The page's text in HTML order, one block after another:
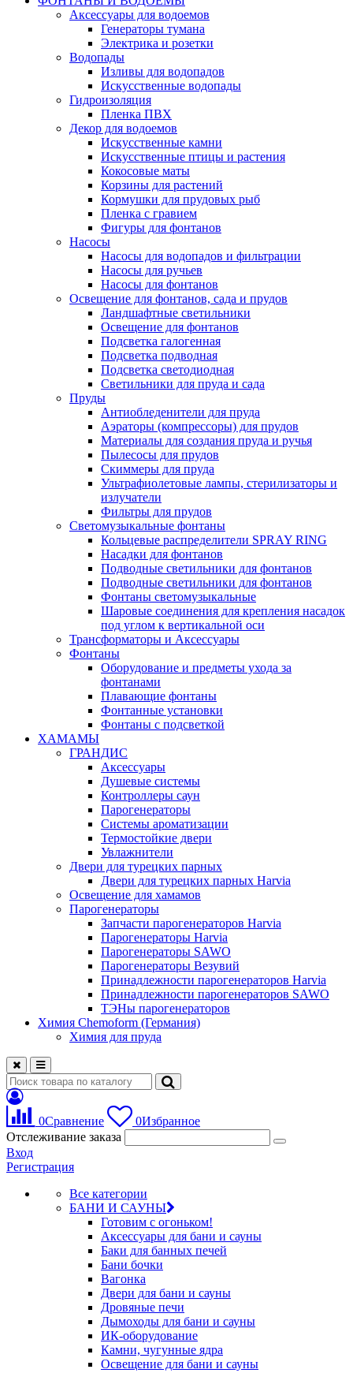
Аксессуары для водоемов
Генераторы тумана
Электрика и розетки
Водопады
Изливы для водопадов
Искусственные водопады
Гидроизоляция
Пленка ПВХ
Декор для водоемов
Искусственные камни
Искусственные птицы и растения
Кокосовые маты
Корзины для растений
Кормушки для прудовых рыб
Пленка с гравием
Фигуры для фонтанов
Насосы
Насосы для водопадов и фильтрации
Насосы для ручьев
Насосы для фонтанов
Освещение для фонтанов, сада и прудов
Ландшафтные светильники
Освещение для фонтанов
Подсветка галогенная
Подсветка подводная
Подсветка светодиодная
Светильники для пруда и сада
Пруды
Антиобледенители для пруда
Аэраторы (компрессоры) для прудов
Материалы для создания пруда и ручья
Пылесосы для прудов
Скиммеры для пруда
Ультрафиолетовые лампы, стерилизаторы и
излучатели
Фильтры для прудов
Светомузыкальные фонтаны
Кольцевые распределители SPRAY RING
Насадки для фонтанов
Подводные светильники для фонтанов
Подводные светильники для фонтанов
Фонтаны светомузыкальные
Шаровые соединения для крепления насадок
под углом к вертикальной оси
Трансформаторы и Аксессуары
Фонтаны
Оборудование и предметы ухода за
фонтанами
Плавающие фонтаны
Фонтанные установки
Фонтаны с подсветкой
ХАМАМЫ
ГРАНДИС
Аксессуары
Душевые системы
Контроллеры саун
Парогенераторы
Системы ароматизации
Термостойкие двери
Увлажнители
Двери для турецких парных
Двери для турецких парных Harvia
Освещение для хамамов
Парогенераторы
Запчасти парогенераторов Harvia
Парогенераторы Harvia
Парогенераторы SAWO
Парогенераторы Везувий
Принадлежности парогенераторов Harvia
Принадлежности парогенераторов SAWO
ТЭНы парогенераторов
Химия Chemoform (Германия)
Химия для пруда
0Сравнение 0Избранное
Отслеживание заказа
Вход
Регистрация
Все категории
БАНИ И САУНЫ
Готовим с огоньком!
Аксессуары для бани и сауны
Баки для банных печей
Бани бочки
Вагонка
Двери для бани и сауны
Дровяные печи
Дымоходы для бани и сауны
ИК-оборудование
Камни, чугунные ядра
Освещение для бани и сауны